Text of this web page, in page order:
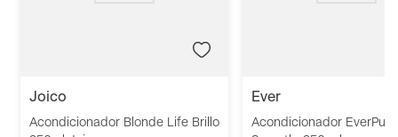
joico
Acondicionador Blonde Life Brillo
ever
Acondicionador EverPure